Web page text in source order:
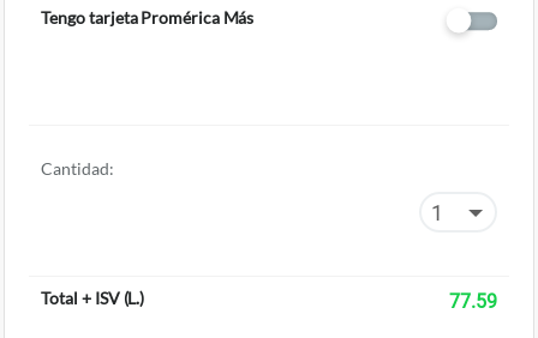
Tengo tarjeta Promérica Más
Cantidad:
Total + ISV(L.) 77.59